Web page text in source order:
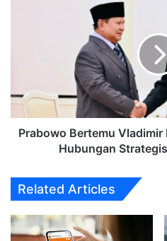
Hubungan
Strategis
Indonesia–
Prabowo Bertemu
Hubungan
Related Articles